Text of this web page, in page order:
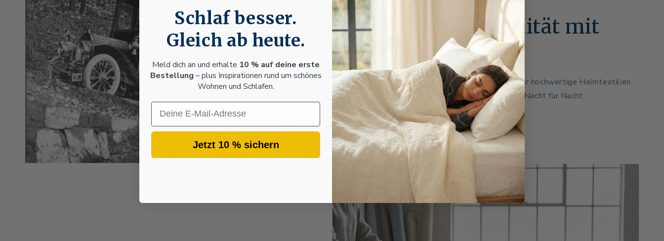
Seit 1846 – Qualität mit
Tradition
Fussenegger steht seit über 175 Jahren für hochwertige Heimtextilien
aus Vorarlberg. Erfahrung, die man spürt – Nacht für Nacht.
Schlaf besser.
Gleich ab heute.
Meld dich an und erhalte 10 % auf deine erste
Bestellung – plus Inspirationen rund um schönes
Wohnen und Schlafen.
Email
Jetzt 10 % sichern